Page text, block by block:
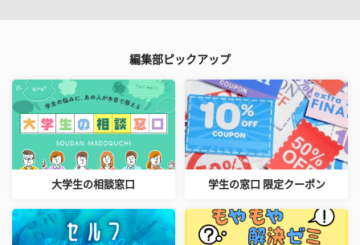
編集部ピックアップ
大学生の相談窓口 学生の窓口 限定クーポン